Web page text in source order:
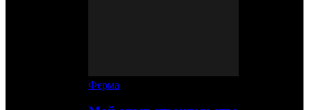
Ферма